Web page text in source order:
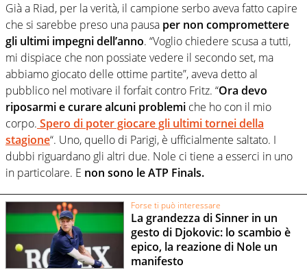
Già a Riad, per la verità, il campione serbo aveva fatto capire
che si sarebbe preso una pausa per non compromettere
gli ultimi impegni dell’anno. “Voglio chiedere scusa a tutti,
mi dispiace che non possiate vedere il secondo set, ma
abbiamo giocato delle ottime partite”, aveva detto al
pubblico nel motivare il forfait contro Fritz. “Ora devo
riposarmi e curare alcuni problemi che ho con il mio
corpo. Spero di poter giocare gli ultimi tornei della
stagione“. Uno, quello di Parigi, è ufficialmente saltato. I
dubbi riguardano gli altri due. Nole ci tiene a esserci in uno
in particolare. E non sono le ATP Finals.
Forse ti può interessare
La grandezza di Sinner in un
gesto di Djokovic: lo scambio è
epico, la reazione di Nole un
manifesto